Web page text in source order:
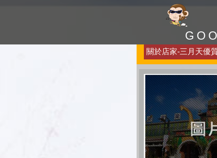
關於店家-三月天優